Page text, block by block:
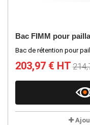
Bac FIMM pour
Bac de rétention pour
203,97 € HT